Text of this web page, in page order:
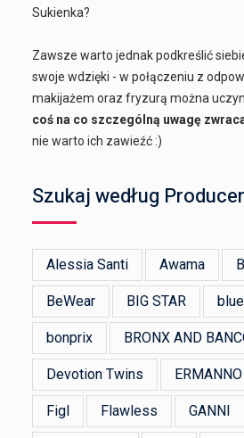
Sukienka?
Zawsze warto jednak podkreślić
swoje wdzięki - w połączeniu z
makijażem oraz fryzurą można
coś na co szczególną uwagę
nie warto ich zawieźć :)
Szukaj według
Alessia Santi Awama
BeWear BIG STAR
bonprix BRONX AND
Devotion Twins
Figl Flawless GANNI